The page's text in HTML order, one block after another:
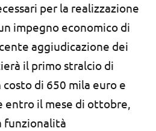
per la realizzazione
impegno economico di
aggiudicazione dei
il primo stralcio di
di 650 mila euro e
entro il mese di ottobre,
funzionalità